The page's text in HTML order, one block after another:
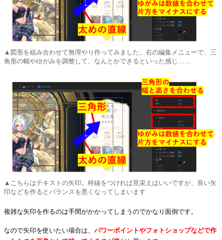
▲図形を組み合わせて無理やり作ってみました。右の編集メニューで、三
角形の幅やゆがみを調整して、なんとかできるといった感じ……
▲こちらはテキストの矢印。枠線をつければ見栄えはいいですが、長い矢
印などを作るとバランスを悪くなってしまいます
複雑な矢印を作るのは手間がかかってしまうのでかなり面倒です。
なので矢印を使いたい場合は、 パワーポイントやフォトショップなどで作